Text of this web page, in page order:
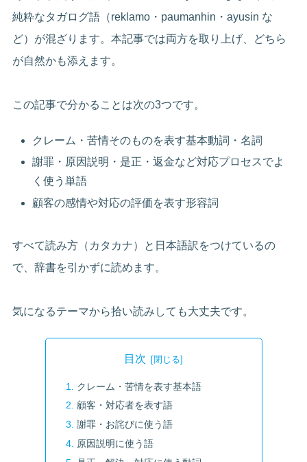
純粋なタガログ語（reklamo・paumanhin・ayusin な
ど）が混ざります。本記事では両方を取り上げ、どちら
が自然かも添えます。
この記事で分かることは次の3つです。
クレーム・苦情そのものを表す基本動詞・名詞
謝罪・原因説明・是正・返金など対応プロセスでよ
く使う単語
顧客の感情や対応の評価を表す形容詞
すべて読み方（カタカナ）と日本語訳をつけているの
で、辞書を引かずに読めます。
気になるテーマから拾い読みしても大丈夫です。
目次
クレーム・苦情を表す基本語
顧客・対応者を表す語
謝罪・お詫びに使う語
原因説明に使う語